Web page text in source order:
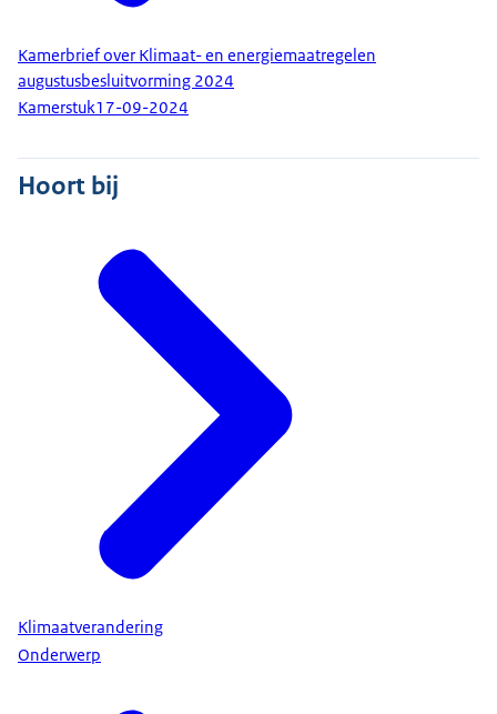
Kamerbrief over Klimaat- en energiemaatregelen
augustusbesluitvorming 2024
Kamerstuk17-09-2024
Hoort bij
Klimaatverandering
Onderwerp